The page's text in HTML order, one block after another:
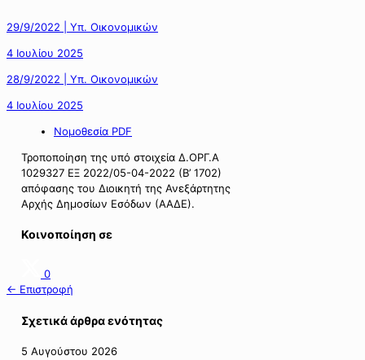
29/9/2022 | Υπ. Οικονομικών
4 Ιουλίου 2025
28/9/2022 | Υπ. Οικονομικών
4 Ιουλίου 2025
Νομοθεσία PDF
Τροποποίηση της υπό στοιχεία Δ.ΟΡΓ.Α
1029327 ΕΞ 2022/05-04-2022 (Β’ 1702)
απόφασης του Διοικητή της Ανεξάρτητης
Αρχής Δημοσίων Εσόδων (ΑΑΔΕ).
Κοινοποίηση σε
0
← Επιστροφή
Σχετικά άρθρα ενότητας
5 Αυγούστου 2026